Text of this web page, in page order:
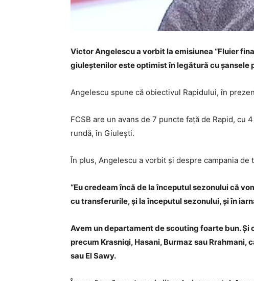
Victor Angelescu a vorbit la emisiunea “Fluier
giuleștenilor este optimist în legătură cu
Angelescu spune că obiectivul Rapidului, în
FCSB are un avans de 7 puncte față de Rapid,
rundă, în Giulești.
În plus, Angelescu a vorbit și despre campania
“Eu credeam încă de la începutul sezonului că
cu transferurile, și la începutul sezonului, și în
Avem un departament de scouting foarte bun.
precum Krasniqi, Hasani, Burmaz sau
sau El Sawy.